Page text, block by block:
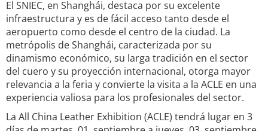
El SNIEC, en Shanghái, destaca por su excelente
infraestructura y es de fácil acceso tanto desde el
aeropuerto como desde el centro de la ciudad. La
metrópolis de Shanghái, caracterizada por su
dinamismo económico, su larga tradición en el sector
del cuero y su proyección internacional, otorga mayor
relevancia a la feria y convierte la visita a la ACLE en una
experiencia valiosa para los profesionales del sector.
La All China Leather Exhibition (ACLE) tendrá lugar en 3